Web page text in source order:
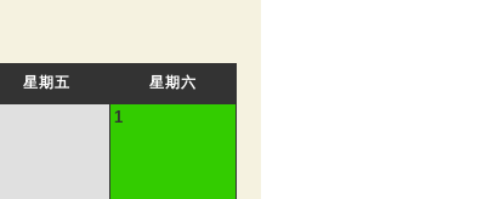
星期五 星期六
1